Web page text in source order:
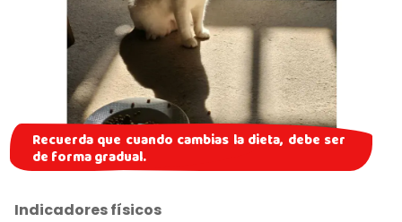
Recuerda que cuando cambias la dieta, debe ser
de forma gradual.
Indicadores físicos